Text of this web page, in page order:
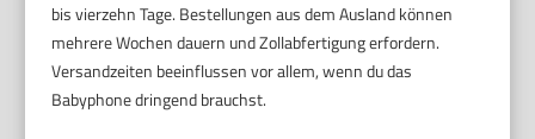
bis vierzehn Tage. Bestellungen aus dem Ausland können
mehrere Wochen dauern und Zollabfertigung erfordern.
Versandzeiten beeinflussen vor allem, wenn du das
Babyphone dringend brauchst.